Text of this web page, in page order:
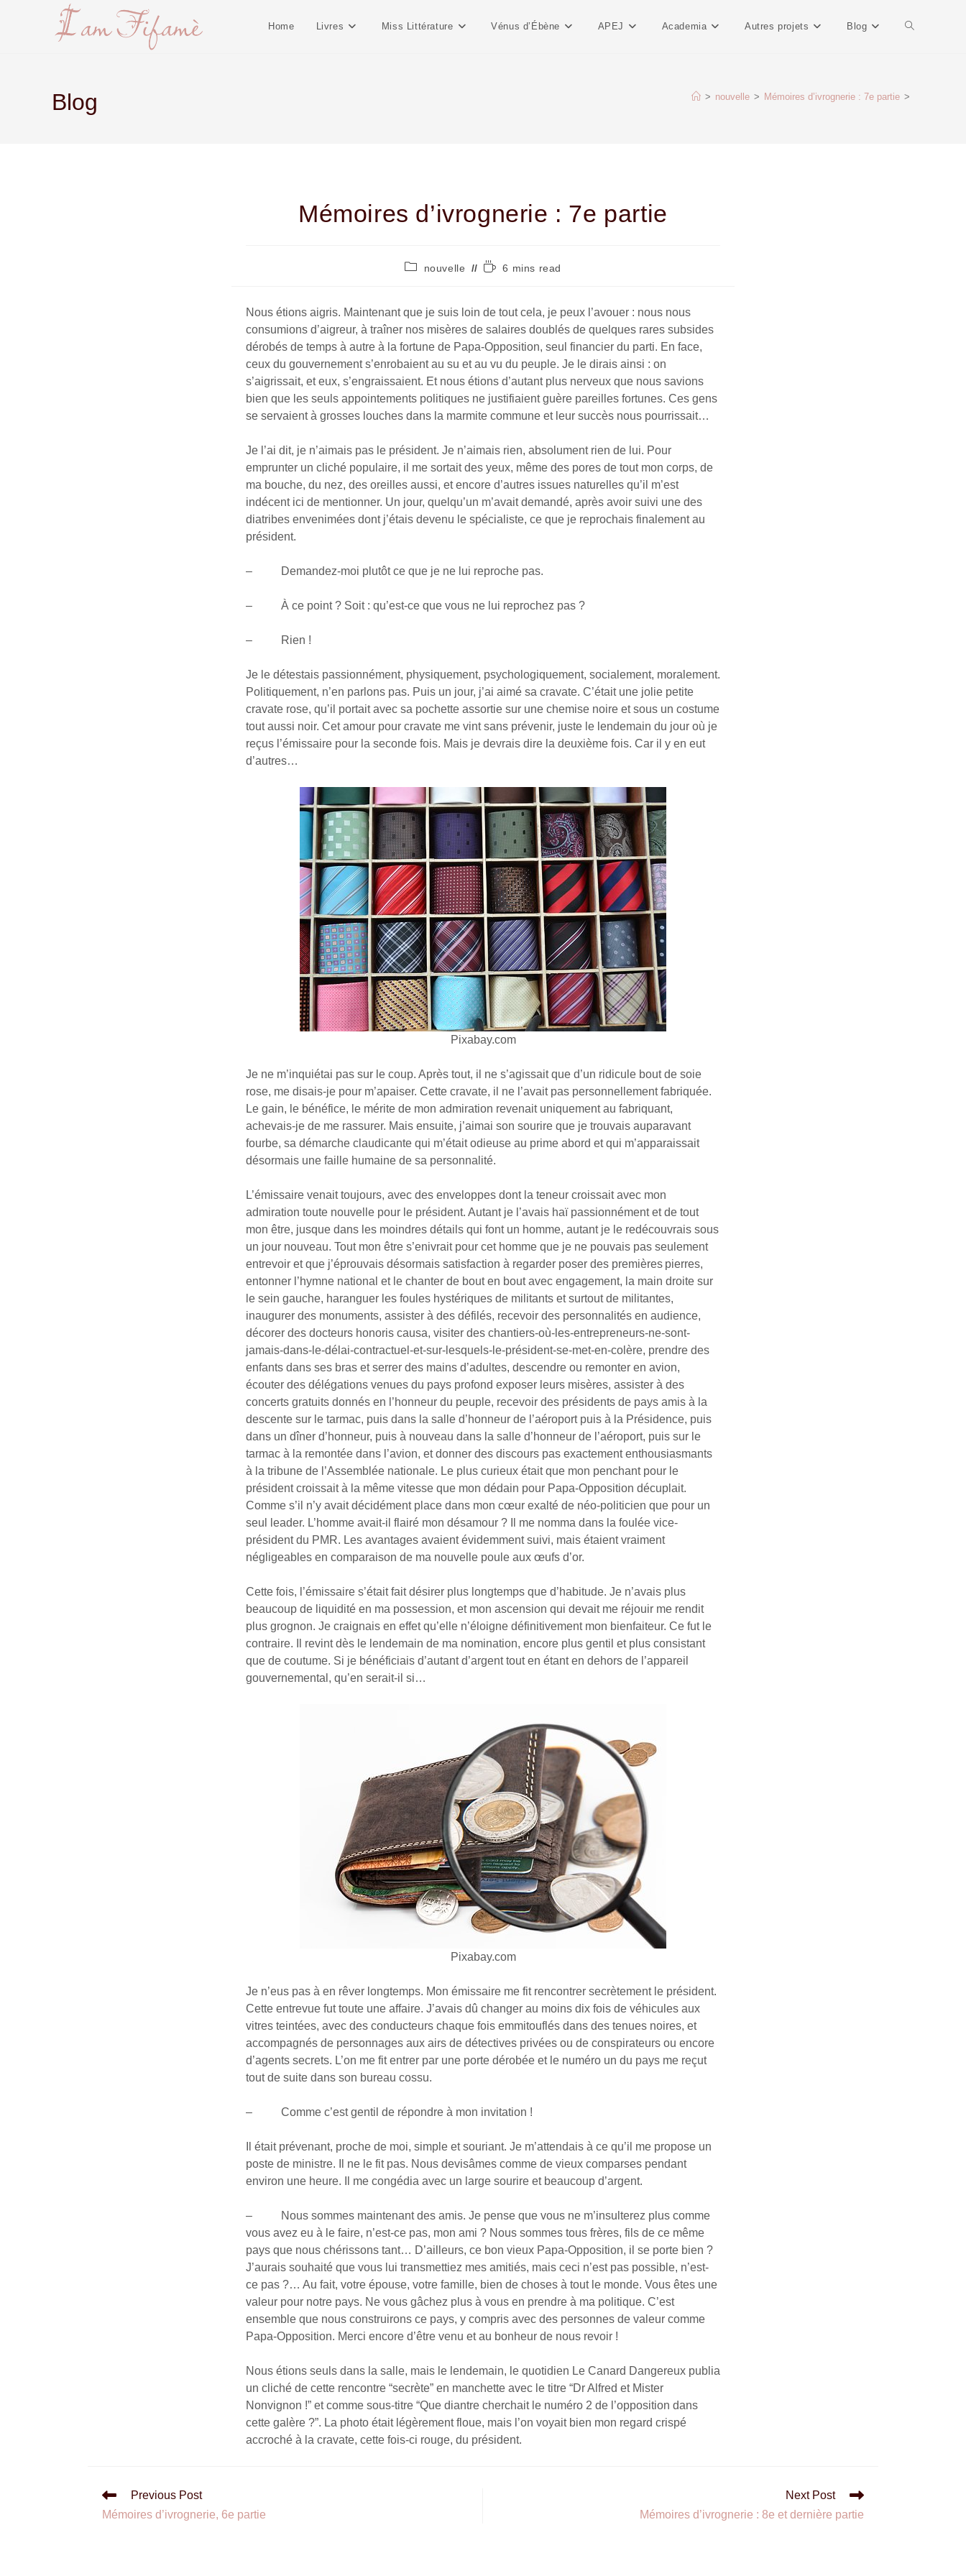
Home Livres Miss Littérature Vénus d’Ébène APEJ Academia Autres projets Blog
Blog > nouvelle > Mémoires d’ivrognerie : 7e partie >
Mémoires d’ivrognerie : 7e partie
nouvelle 6 mins read
Nous étions aigris. Maintenant que je suis loin de tout cela, je peux l’avouer : nous nous
consumions d’aigreur, à traîner nos misères de salaires doublés de quelques rares subsides
dérobés de temps à autre à la fortune de Papa-Opposition, seul financier du parti. En face,
ceux du gouvernement s’enrobaient au su et au vu du peuple. Je le dirais ainsi : on
s’aigrissait, et eux, s’engraissaient. Et nous étions d’autant plus nerveux que nous savions
bien que les seuls appointements politiques ne justifiaient guère pareilles fortunes. Ces gens
se servaient à grosses louches dans la marmite commune et leur succès nous pourrissait…
Je l’ai dit, je n’aimais pas le président. Je n’aimais rien, absolument rien de lui. Pour
emprunter un cliché populaire, il me sortait des yeux, même des pores de tout mon corps, de
ma bouche, du nez, des oreilles aussi, et encore d’autres issues naturelles qu’il m’est
indécent ici de mentionner. Un jour, quelqu’un m’avait demandé, après avoir suivi une des
diatribes envenimées dont j’étais devenu le spécialiste, ce que je reprochais finalement au
président.
– Demandez-moi plutôt ce que je ne lui reproche pas.
– À ce point ? Soit : qu’est-ce que vous ne lui reprochez pas ?
– Rien !
Je le détestais passionnément, physiquement, psychologiquement, socialement, moralement.
Politiquement, n’en parlons pas. Puis un jour, j’ai aimé sa cravate. C’était une jolie petite
cravate rose, qu’il portait avec sa pochette assortie sur une chemise noire et sous un costume
tout aussi noir. Cet amour pour cravate me vint sans prévenir, juste le lendemain du jour où je
reçus l’émissaire pour la seconde fois. Mais je devrais dire la deuxième fois. Car il y en eut
d’autres…
Pixabay.com
Je ne m’inquiétai pas sur le coup. Après tout, il ne s’agissait que d’un ridicule bout de soie
rose, me disais-je pour m’apaiser. Cette cravate, il ne l’avait pas personnellement fabriquée.
Le gain, le bénéfice, le mérite de mon admiration revenait uniquement au fabriquant,
achevais-je de me rassurer. Mais ensuite, j’aimai son sourire que je trouvais auparavant
fourbe, sa démarche claudicante qui m’était odieuse au prime abord et qui m’apparaissait
désormais une faille humaine de sa personnalité.
L’émissaire venait toujours, avec des enveloppes dont la teneur croissait avec mon
admiration toute nouvelle pour le président. Autant je l’avais haï passionnément et de tout
mon être, jusque dans les moindres détails qui font un homme, autant je le redécouvrais sous
un jour nouveau. Tout mon être s’enivrait pour cet homme que je ne pouvais pas seulement
entrevoir et que j’éprouvais désormais satisfaction à regarder poser des premières pierres,
entonner l’hymne national et le chanter de bout en bout avec engagement, la main droite sur
le sein gauche, haranguer les foules hystériques de militants et surtout de militantes,
inaugurer des monuments, assister à des défilés, recevoir des personnalités en audience,
décorer des docteurs honoris causa, visiter des chantiers-où-les-entrepreneurs-ne-sont-
jamais-dans-le-délai-contractuel-et-sur-lesquels-le-président-se-met-en-colère, prendre des
enfants dans ses bras et serrer des mains d’adultes, descendre ou remonter en avion,
écouter des délégations venues du pays profond exposer leurs misères, assister à des
concerts gratuits donnés en l’honneur du peuple, recevoir des présidents de pays amis à la
descente sur le tarmac, puis dans la salle d’honneur de l’aéroport puis à la Présidence, puis
dans un dîner d’honneur, puis à nouveau dans la salle d’honneur de l’aéroport, puis sur le
tarmac à la remontée dans l’avion, et donner des discours pas exactement enthousiasmants
à la tribune de l’Assemblée nationale. Le plus curieux était que mon penchant pour le
président croissait à la même vitesse que mon dédain pour Papa-Opposition décuplait.
Comme s’il n’y avait décidément place dans mon cœur exalté de néo-politicien que pour un
seul leader. L’homme avait-il flairé mon désamour ? Il me nomma dans la foulée vice-
président du PMR. Les avantages avaient évidemment suivi, mais étaient vraiment
négligeables en comparaison de ma nouvelle poule aux œufs d’or.
Cette fois, l’émissaire s’était fait désirer plus longtemps que d’habitude. Je n’avais plus
beaucoup de liquidité en ma possession, et mon ascension qui devait me réjouir me rendit
plus grognon. Je craignais en effet qu’elle n’éloigne définitivement mon bienfaiteur. Ce fut le
contraire. Il revint dès le lendemain de ma nomination, encore plus gentil et plus consistant
que de coutume. Si je bénéficiais d’autant d’argent tout en étant en dehors de l’appareil
gouvernemental, qu’en serait-il si…
Pixabay.com
Je n’eus pas à en rêver longtemps. Mon émissaire me fit rencontrer secrètement le président.
Cette entrevue fut toute une affaire. J’avais dû changer au moins dix fois de véhicules aux
vitres teintées, avec des conducteurs chaque fois emmitouflés dans des tenues noires, et
accompagnés de personnages aux airs de détectives privées ou de conspirateurs ou encore
d’agents secrets. L’on me fit entrer par une porte dérobée et le numéro un du pays me reçut
tout de suite dans son bureau cossu.
– Comme c’est gentil de répondre à mon invitation !
Il était prévenant, proche de moi, simple et souriant. Je m’attendais à ce qu’il me propose un
poste de ministre. Il ne le fit pas. Nous devisâmes comme de vieux comparses pendant
environ une heure. Il me congédia avec un large sourire et beaucoup d’argent.
– Nous sommes maintenant des amis. Je pense que vous ne m’insulterez plus comme
vous avez eu à le faire, n’est-ce pas, mon ami ? Nous sommes tous frères, fils de ce même
pays que nous chérissons tant… D’ailleurs, ce bon vieux Papa-Opposition, il se porte bien ?
J’aurais souhaité que vous lui transmettiez mes amitiés, mais ceci n’est pas possible, n’est-
ce pas ?… Au fait, votre épouse, votre famille, bien de choses à tout le monde. Vous êtes une
valeur pour notre pays. Ne vous gâchez plus à vous en prendre à ma politique. C’est
ensemble que nous construirons ce pays, y compris avec des personnes de valeur comme
Papa-Opposition. Merci encore d’être venu et au bonheur de nous revoir !
Nous étions seuls dans la salle, mais le lendemain, le quotidien Le Canard Dangereux publia
un cliché de cette rencontre “secrète” en manchette avec le titre “Dr Alfred et Mister
Nonvignon !” et comme sous-titre “Que diantre cherchait le numéro 2 de l’opposition dans
cette galère ?”. La photo était légèrement floue, mais l’on voyait bien mon regard crispé
accroché à la cravate, cette fois-ci rouge, du président.
Previous Post
Mémoires d’ivrognerie, 6e partie
Next Post
Mémoires d’ivrognerie : 8e et dernière partie